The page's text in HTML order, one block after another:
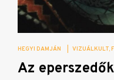
HEGYI DAMJÁN VIZUÁLKULT
Az